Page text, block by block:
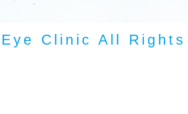
Clinic All